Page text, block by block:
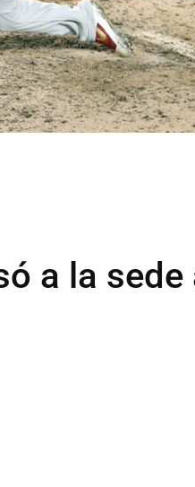
a la sede